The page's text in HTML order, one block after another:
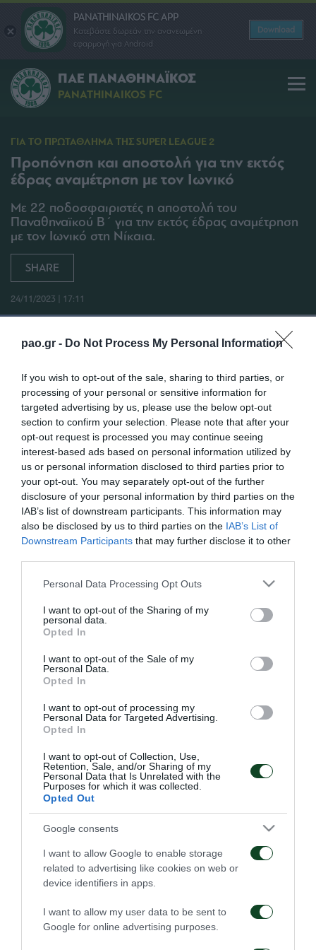
pao.gr - Do Not Process My Personal Information
If you wish to opt-out of the sale, sharing to third parties, or
processing of your personal or sensitive information for
targeted advertising by us, please use the below opt-out
section to confirm your selection. Please note that after your
opt-out request is processed you may continue seeing
interest-based ads based on personal information utilized by
us or personal information disclosed to third parties prior to
your opt-out. You may separately opt-out of the further
disclosure of your personal information by third parties on the
IAB’s list of downstream participants. This information may
also be disclosed by us to third parties on the IAB’s List of
Downstream Participants that may further disclose it to other
Please note that this website/app uses one or more Google
not limited to your visit or usage behaviour. You may click to
grant or deny consent to Google and its third-party tags to
use your data for below specified purposes in below Google
consent section.
Personal Data Processing Opt Outs
I want to opt-out of the Sharing of my
personal data.
Opted In
I want to opt-out of the Sale of my
Personal Data.
Opted In
I want to opt-out of processing my
Personal Data for Targeted Advertising.
Opted In
I want to opt-out of Collection, Use,
Retention, Sale, and/or Sharing of my
Personal Data that Is Unrelated with the
Purposes for which it was collected.
Opted Out
Google consents
I want to allow Google to enable storage
related to advertising like cookies on web or
device identifiers in apps.
I want to allow my user data to be sent to
Google for online advertising purposes.
PANATHINAIKOS FC APP
Κατεβάστε δωρεάν την ανανεωμένη
εφαρμογή για Android
Download
ΠΑΕ ΠΑΝΑΘΗΝΑΪΚΟΣ
PANATHINAIKOS FC
ΓΙΑ ΤΟ ΠΡΩΤΑΘΛΗΜΑ ΤΗΣ SUPER LEAGUE 2
Προπόνηση και αποστολή για την εκτός
έδρας αναμέτρηση με τον Ιωνικό
Με 22 ποδοσφαιριστές η αποστολή του
Παναθηναϊκού Β΄ για την εκτός έδρας αναμέτρηση
με τον Ιωνικό στη Νίκαια.
SHARE
24/11/2023 | 17:11
Ο Παναθηναϊκός Β΄ το μεσημέρι της Παρασκευής
αναμέτρηση με τον Ιωνικό (25/11, 15:00, ΓΗΠΕΔΟ
ΝΕΑΠΟΛΗΣ) στη Νίκαια.
προθέρμανση, rondo, τακτική, τελειώματα και
ακολούθησε ο Ταβάρες.
αναμέτρηση συμπεριλήφθηκαν οι: Λίλο,
Μαργκόνο,Σουρδής, Φικάι, Λάμψιας, Μαρτίνης,
Προδρομίτης, Ρόμπι, Σιδεράς, Τουρκοχωρίτης,
Αθανασακόπουλος, Φουρτάδο,Συμεωνίδης,
Κρυπαράκος, Κυριόπουλος, Μαντσίνι, Βολάκης,
Βουτσάς, Μπιλάλ, Χατζηιωάννου, Λιούμης και
Ο Καραμπάς έχει μείνει εκτός αποστολής λόγω